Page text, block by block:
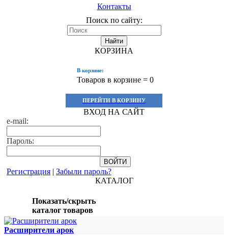
Контакты
Поиск по сайту:
Найти
КОРЗИНА
В корзине:
Товаров в корзине = 0
ПЕРЕЙТИ В КОРЗИНУ
ВХОД НА САЙТ
e-mail:
Пароль:
Регистрация | Забыли пароль?
КАТАЛОГ
Показать/скрыть
каталог товаров
Расширители арок